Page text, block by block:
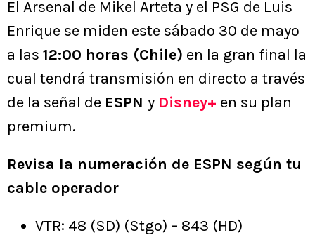
El Arsenal de Mikel Arteta y el PSG de Luis
Enrique se miden este sábado 30 de mayo
a las 12:00 horas (Chile) en la gran final la
cual tendrá transmisión en directo a través
de la señal de ESPN y Disney+ en su plan
premium.
Revisa la numeración de ESPN según tu
cable operador
VTR: 48 (SD) (Stgo) – 843 (HD)